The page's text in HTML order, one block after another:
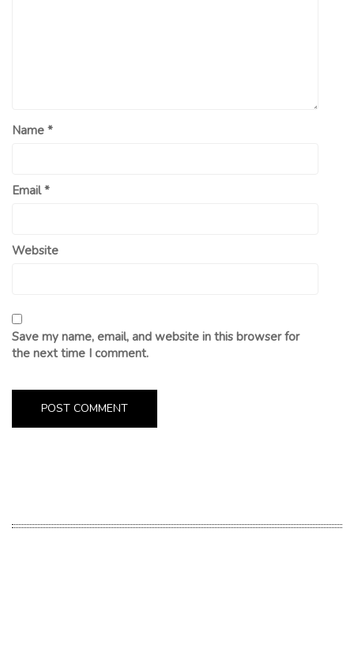
Name *
Email*
Website
Save my name, email, and website in this browser for
the next time I comment.